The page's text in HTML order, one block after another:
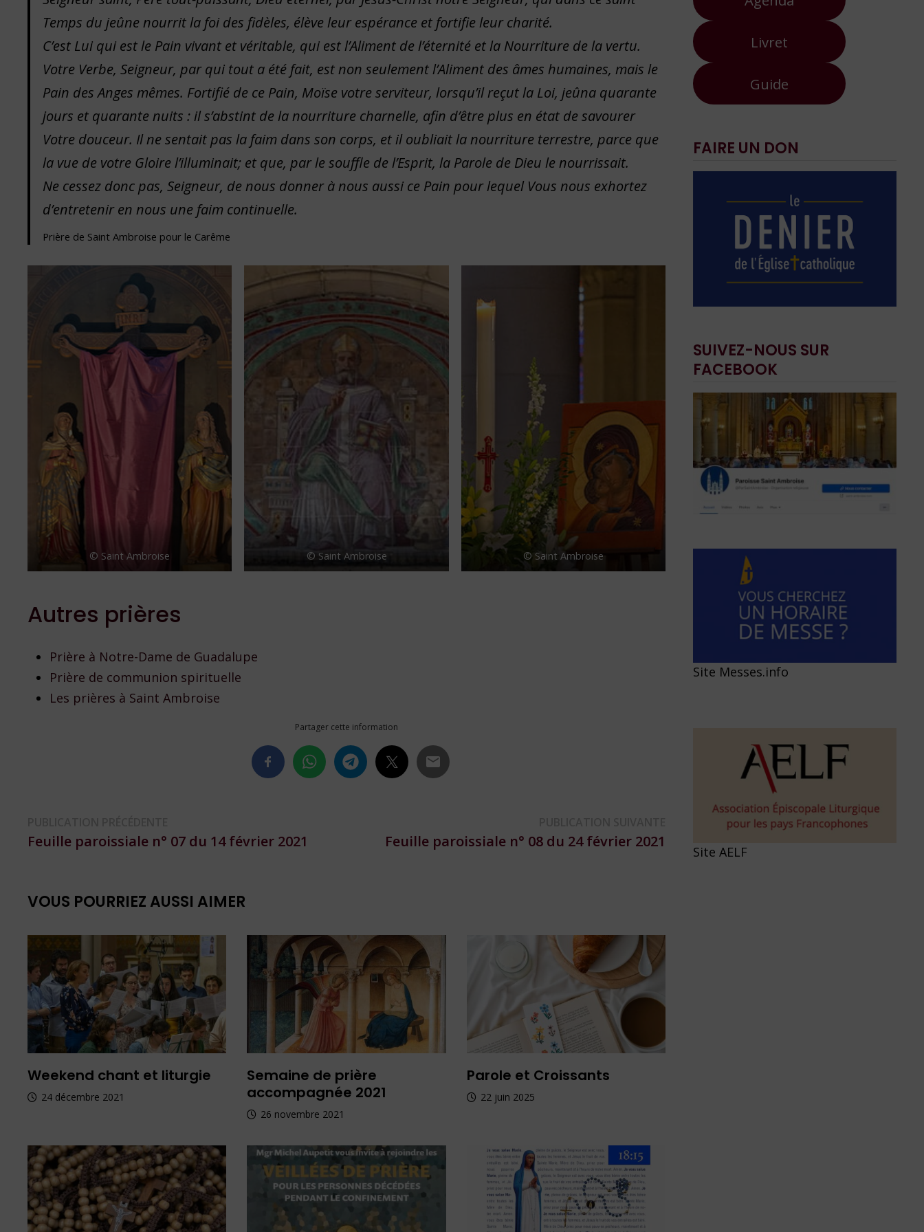
Temps du jeûne nourrit la foi des fidèles, élève leur espérance et fortifie leur charité.
C’est Lui qui est le Pain vivant et véritable, qui est l’Aliment de l’éternité et la Nourriture de la vertu.
Votre Verbe, Seigneur, par qui tout a été fait, est non seulement l’Aliment des âmes humaines, mais le
Pain des Anges mêmes. Fortifié de ce Pain, Moïse votre serviteur, lorsqu’il reçut la Loi, jeûna quarante
jours et quarante nuits : il s’abstint de la nourriture charnelle, afin d’être plus en état de savourer
Votre douceur. Il ne sentait pas la faim dans son corps, et il oubliait la nourriture terrestre, parce que
la vue de votre Gloire l’illuminait; et que, par le souffle de l’Esprit, la Parole de Dieu le nourrissait.
Ne cessez donc pas, Seigneur, de nous donner à nous aussi ce Pain pour lequel Vous nous exhortez
d’entretenir en nous une faim continuelle.
Prière de Saint Ambroise pour le Carême
© Saint Ambroise © Saint Ambroise © Saint Ambroise
Autres prières
Prière à Notre-Dame de Guadalupe
Prière de communion spirituelle
Les prières à Saint Ambroise
Partager cette information
de
précédente :
Feuille paroissiale n° 07 du 14 février 2021
Publication
Feuille paroissiale n° 08 du 24 février 2021
VOUS POURRIEZ AUSSI AIMER
Weekend chant et liturgie
24 décembre 2021
Semaine de prière
accompagnée 2021
26 novembre 2021
Parole et Croissants
22 juin 2025
Livret
Guide
FAIRE UN DON
SUIVEZ-NOUS SUR
FACEBOOK
Site Messes.info
Site AELF